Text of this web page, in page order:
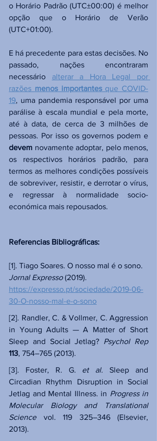
o Horário Padrão (UTC±00:00) é melhor
opção que o Horário de Verão
(UTC+01:00).
E há precedente para estas decisões. No
passado, nações encontraram
necessário alterar a Hora Legal por
razões menos importantes que COVID-
19, uma pandemia responsável por uma
parálise à escala mundial e pela morte,
até à data, de cerca de 3 milhões de
devem novamente adoptar, pelo menos,
os respectivos horários padrão, para
termos as melhores condições possíveis
de sobreviver, resistir, e derrotar o vírus,
e regressar à normalidade socio-
económica mais repousados.
Referencias Bibliográficas:
[1]. Tiago Soares. O nosso mal é o sono.
Jornal Expresso (2019).
https://expresso.pt/sociedade/2019-06-
30-O-nosso-mal-e-o-sono
[2]. Randler, C. & Vollmer, C. Aggression
in Young Adults — A Matter of Short
Sleep and Social Jetlag? Psychol Rep
113, 754–765 (2013).
[3]. Foster, R. G. et al. Sleep and
Circadian Rhythm Disruption in Social
Jetlag and Mental Illness. in Progress in
Molecular Biology and Translational
Science vol. 119 325–346 (Elsevier,
2013).